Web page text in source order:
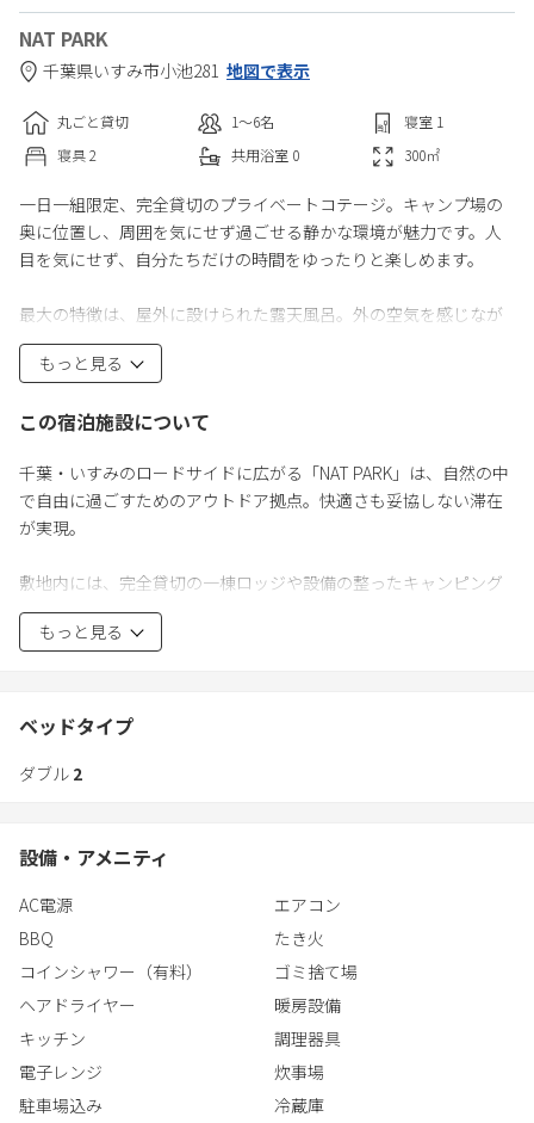
NAT PARK
千葉県いすみ市小池281 地図で表示
丸ごと貸切 1〜6名 寝室 1
寝具2 共用浴室 0 300㎡
一日一組限定、完全貸切のプライベートコテージ。キャンプ場の
奥に位置し、周囲を気にせず過ごせる静かな環境が魅力です。人
目を気にせず、自分たちだけの時間をゆったりと楽しめます。
最大の特徴は、屋外に設けられた露天風呂。外の空気を感じなが
ら湯に浸かるひとときは、日常では味わえない特別な体験です。
夜は星空の下で、静かな時間をお過ごしいただけます。
コテージ内にはエアコン、冷蔵庫、冷凍庫、寝具、食器類、調味
ッキでは食事やくつろぎの時間を楽しめます。
BBQグリル完備で、炭は売店で購入可能。気軽にアウトドアディ
ったりとした時間を過ごせます。
敷地内にはテントの持ち込み・設営も無料で可能。コテージの快
トイレ、シャワー、Wi-Fi完備。ペット同伴も可能で、ファミリー
もっと見る
この宿泊施設について
千葉・いすみのロードサイドに広がる「NAT PARK」は、自然の中
で自由に過ごすためのアウトドア拠点。快適さも妥協しない滞在
が実現。
敷地内には、完全貸切の一棟ロッジや設備の整ったキャンピング
トレーラーを配置。独立して点在しているため、周囲を気にせず
プライベートな時間を過ごせます。
かる時間は、この場所ならではの特別な体験です。
各サイトにはBBQグリルを備え、炭は売店で購入可能。気軽にア
コテージやトレーラーにはエアコンや冷蔵庫、寝具を完備し、季
スタイルに合わせて自由に過ごせます。
敷地内には受付を兼ねたハンバーガーショップがあり、本格的な
BBQプランも用意。手ぶらでもアウトドアを楽しめます。
ペット同伴も可能で、ファミリーやグループ、カップルやソロに
もおすすめ。
もっと見る
ベッドタイプ
ダブル 2
設備・アメニティ
AC電源
エアコン
BBQ
たき火
コインシャワー（有料）
ゴミ捨て場
ヘアドライヤー
暖房設備
キッチン
調理器具
電子レンジ
炊事場
駐車場込み
冷蔵庫